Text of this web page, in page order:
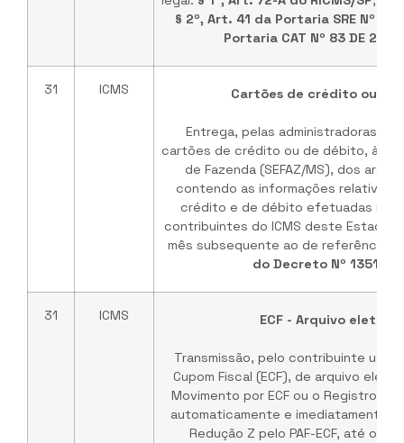
§ 2º, Art. 41 da Portaria SRE Nº 65
Portaria CAT Nº 83 DE 28/
31 ICMS Cartões de crédito ou de
Entrega, pelas administradoras ou
cartões de crédito ou de débito, à
de Fazenda (SEFAZ/MS), dos
contendo as informações relativas
crédito e de débito efetuadas no
contribuintes do ICMS deste Estado,
mês subsequente ao de referência.
do Decreto Nº 13510/
31 ICMS ECF - Arquivo
Transmissão, pelo contribuinte
Cupom Fiscal (ECF), de arquivo
Movimento por ECF ou o Registro do
automaticamente e imediatamente
Redução Z pelo PAF-ECF, até o